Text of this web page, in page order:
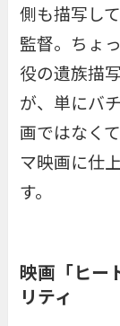
側も描写し
監督。ちょ
役の遺族描
が、単にバ
画ではなく
マ映画に仕
す。
映画「ヒー
リティ